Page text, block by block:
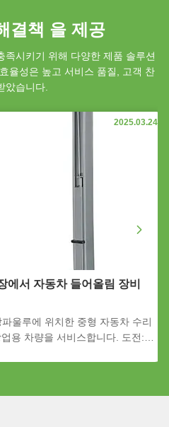
결책 을 제공
족시키기 위해 다양한 제품 솔루션
율성은 높고 서비스 품질, 고객 찬
았습니다.
2025.03.24
에서 자동차 들어올림 장비
울루에 위치한 중형 자동차 수리
용 차량을 서비스합니다. 도전:클
vans. Eitel에서 제...